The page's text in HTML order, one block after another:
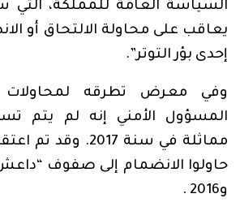
السياسة العامة للمملكة، التي
يعاقب على محاولة الالتحاق أو
إحدى بؤر التوتر”.
وفي معرض تطرقه لمحاولات
المسؤول الأمني إنه لم يتم
مماثلة في سنة 2017.
و2016 .